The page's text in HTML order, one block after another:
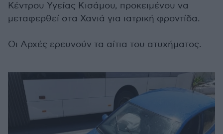
Κέντρου Υγείας Κισάμου, προκειμένου να
μεταφερθεί στα Χανιά για ιατρική φροντίδα.
Οι Αρχές ερευνούν τα αίτια του ατυχήματος.